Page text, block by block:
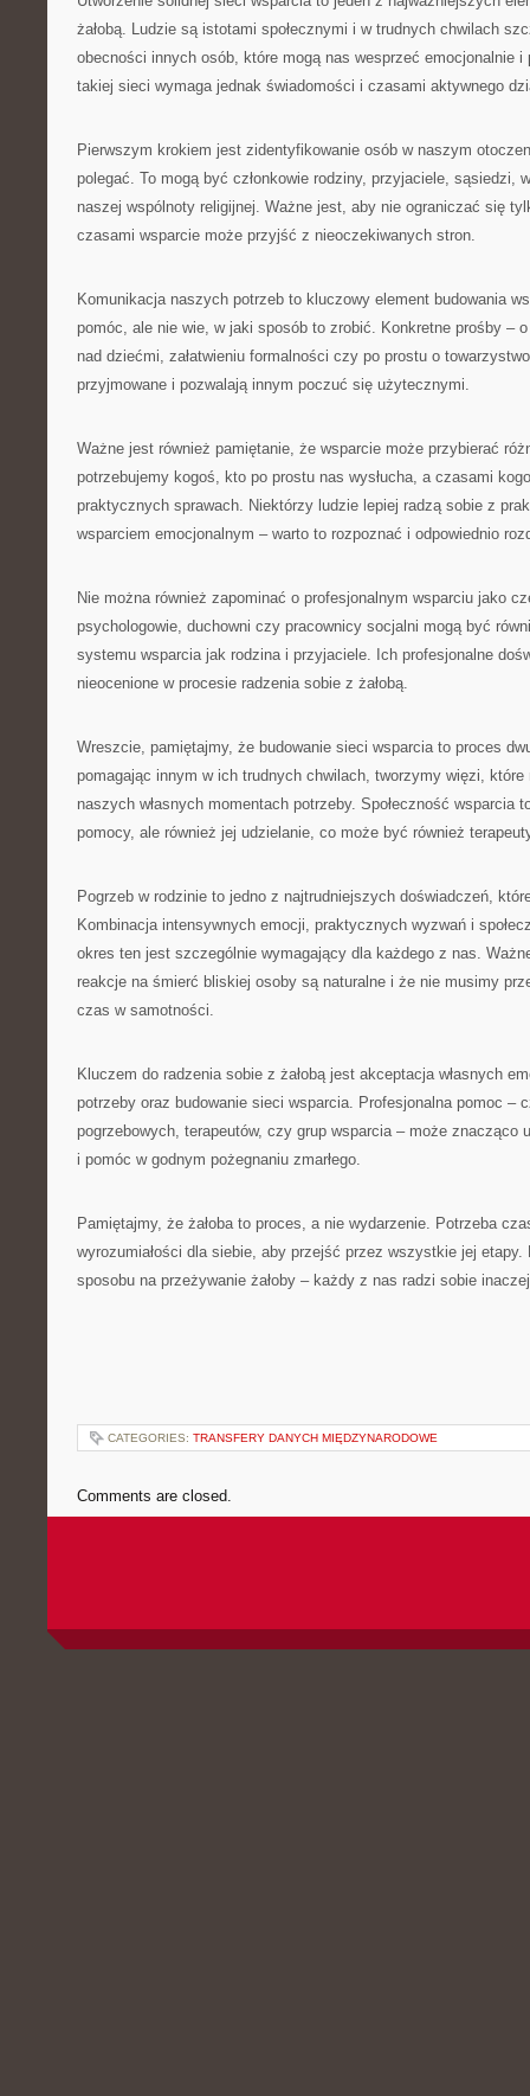
żałobą. Ludzie są istotami społecznymi i w trudnych chwilach
obecności innych osób, które mogą nas wesprzeć emocjonalnie i
takiej sieci wymaga jednak świadomości i czasami aktywnego
Pierwszym krokiem jest zidentyfikowanie osób w naszym
polegać. To mogą być członkowie rodziny, przyjaciele, sąsiedzi,
naszej wspólnoty religijnej. Ważne jest, aby nie ograniczać się
czasami wsparcie może przyjść z nieoczekiwanych stron.
Komunikacja naszych potrzeb to kluczowy element budowania
pomóc, ale nie wie, w jaki sposób to zrobić. Konkretne prośby –
nad dziećmi, załatwieniu formalności czy po prostu o
przyjmowane i pozwalają innym poczuć się użytecznymi.
Ważne jest również pamiętanie, że wsparcie może przybierać
potrzebujemy kogoś, kto po prostu nas wysłucha, a czasami
praktycznych sprawach. Niektórzy ludzie lepiej radzą sobie z
wsparciem emocjonalnym – warto to rozpoznać i odpowiednio
Nie można również zapominać o profesjonalnym wsparciu jako
psychologowie, duchowni czy pracownicy socjalni mogą być
systemu wsparcia jak rodzina i przyjaciele. Ich profesjonalne
nieocenione w procesie radzenia sobie z żałobą.
Wreszcie, pamiętajmy, że budowanie sieci wsparcia to proces
pomagając innym w ich trudnych chwilach, tworzymy więzi,
naszych własnych momentach potrzeby. Społeczność wsparcia
pomocy, ale również jej udzielanie, co może być również
Pogrzeb w rodzinie to jedno z najtrudniejszych doświadczeń,
Kombinacja intensywnych emocji, praktycznych wyzwań i
okres ten jest szczególnie wymagający dla każdego z nas.
reakcje na śmierć bliskiej osoby są naturalne i że nie musimy
czas w samotności.
Kluczem do radzenia sobie z żałobą jest akceptacja własnych
potrzeby oraz budowanie sieci wsparcia. Profesjonalna pomoc –
pogrzebowych, terapeutów, czy grup wsparcia – może znacząco
i pomóc w godnym pożegnaniu zmarłego.
Pamiętajmy, że żałoba to proces, a nie wydarzenie. Potrzeba
wyrozumiałości dla siebie, aby przejść przez wszystkie jej etapy.
sposobu na przeżywanie żałoby – każdy z nas radzi sobie
CATEGORIES: TRANSFERY DANYCH MIĘDZYNARODOWE
Comments are closed.